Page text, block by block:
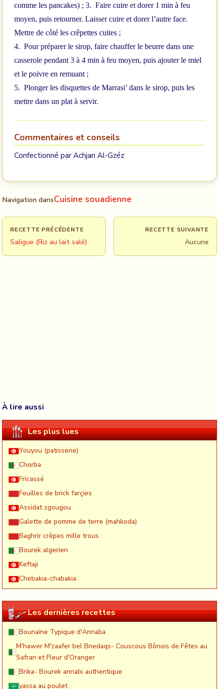
comme les pancakes) ; 3. Faire cuire et dorer 1 min à feu
moyen, puis retourner. Laisser cuire et dorer l’autre face.
Mettre de côté les crêpettes cuites ;
4. Pour préparer le sirop, faire chauffer le beurre dans une
casserole pendant 3 à 4 min à feu moyen, puis ajouter le miel
et le poivre en remuant ;
5. Plonger les disquettes de Marrasi’ dans le sirop, puis les
mettre dans un plat à servir.
Commentaires et conseils
Confectionné par Achjan Al-Gzéz
Navigation dansCuisine souadienne
RECETTE PRÉCÉDENTE
Saligue (Riz au lait salé)
RECETTE SUIVANTE
Aucune
À lire aussi
Les plus lues
Youyou (patisserie)
Chorba
Fricassé
Feuilles de brick farçies
Assidat zgougou
Galette de pomme de terre (mahkoda)
Baghrir crêpes mille trous
Bourek algerien
Keftaji
Chebakia-chabakia
Les dernières recettes
Bounaïne Typique d'Annaba
M'hawer M'zaafer bel Bnedaqs- Couscous Bônois de Fêtes au
Safran et Fleur d'Oranger
Brika- Bourek annabi authentique
yassa au poulet